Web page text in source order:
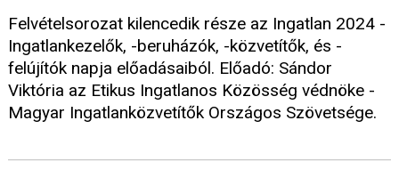
Felvételsorozat kilencedik része az Ingatlan 2024 -
Ingatlankezelők, -beruházók, -közvetítők, és -
felújítók napja előadásaiból. Előadó: Sándor
Viktória az Etikus Ingatlanos Közösség védnöke -
Magyar Ingatlanközvetítők Országos Szövetsége.